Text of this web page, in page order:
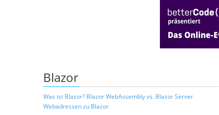
Blazor
Was ist Blazor? Blazor WebAssembly vs. Blazor Server
Webadressen zu Blazor